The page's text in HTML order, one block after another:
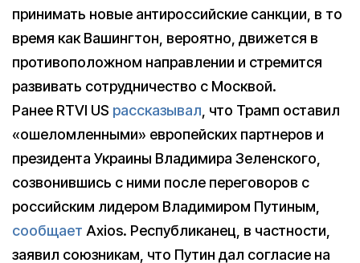
принимать новые антироссийские санкции, в то
время как Вашингтон, вероятно, движется в
противоположном направлении и стремится
развивать сотрудничество с Москвой.
Ранее RTVI US рассказывал, что Трамп оставил
«ошеломленными» европейских партнеров и
президента Украины Владимира Зеленского,
созвонившись с ними после переговоров с
российским лидером Владимиром Путиным,
сообщает Axios. Республиканец, в частности,
заявил союзникам, что Путин дал согласие на